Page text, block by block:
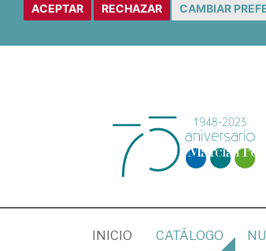
ACEPTAR RECHAZAR CAMBIAR
INICIO (CURRENT)
CATÁLOGO